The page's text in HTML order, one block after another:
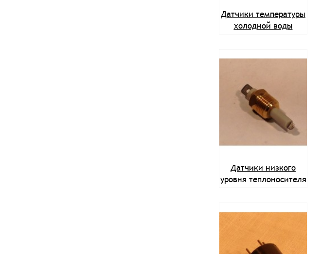
Датчики температуры
холодной воды
Датчики низкого
уровня теплоносителя